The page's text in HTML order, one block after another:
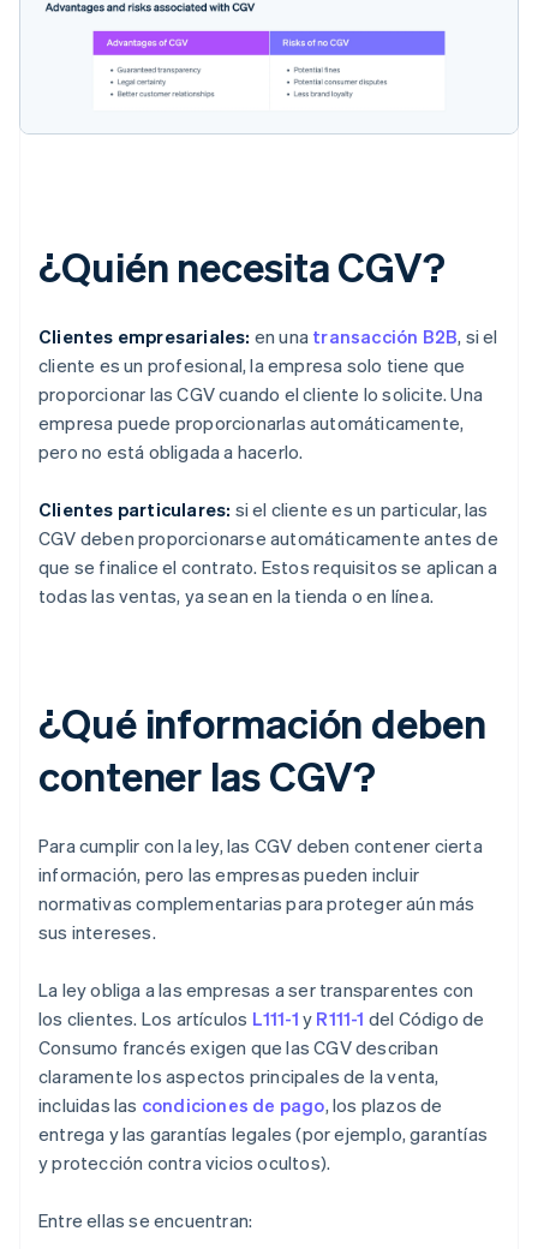
¿Quién necesita CGV?
Clientes empresariales: en una transacción B2B, si el
cliente es un profesional, la empresa solo tiene que
proporcionar las CGV cuando el cliente lo solicite. Una
empresa puede proporcionarlas automáticamente,
pero no está obligada a hacerlo.
Clientes particulares: si el cliente es un particular, las
CGV deben proporcionarse automáticamente antes de
que se finalice el contrato. Estos requisitos se aplican a
todas las ventas, ya sean en la tienda o en línea.
¿Qué información deben
contener las CGV?
Para cumplir con la ley, las CGV deben contener cierta
información, pero las empresas pueden incluir
normativas complementarias para proteger aún más
sus intereses.
La ley obliga a las empresas a ser transparentes con
los clientes. Los artículos L111-1 y R111-1 del Código de
Consumo francés exigen que las CGV describan
claramente los aspectos principales de la venta,
incluidas las condiciones de pago, los plazos de
entrega y las garantías legales (por ejemplo, garantías
y protección contra vicios ocultos).
Entre ellas se encuentran: